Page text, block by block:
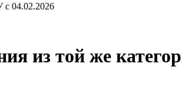
04.02.2026
из той же